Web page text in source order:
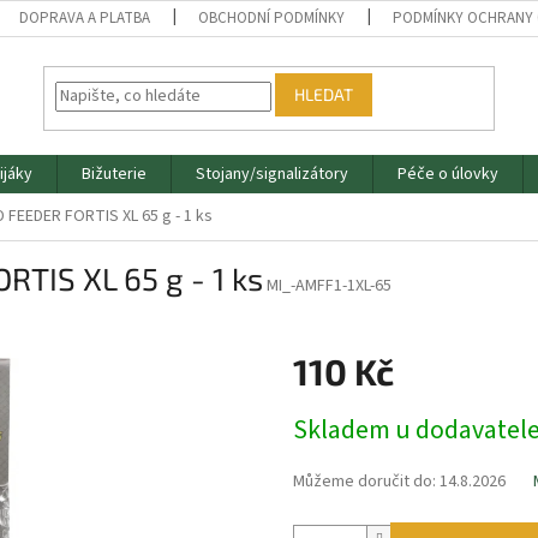
DOPRAVA A PLATBA OBCHODNÍ PODMÍNKY PODMÍNKY OCHRANY
HLEDAT
Bižuterie Stojany/signalizátory Péče o úlovky
FORTIS XL 65 g - 1 ks
XL 65 g - 1 ksMI_-AMFF1-1XL-65
110 Kč
cena:
Skladem u dodavatele
Můžeme doručit do: 14.8.2026